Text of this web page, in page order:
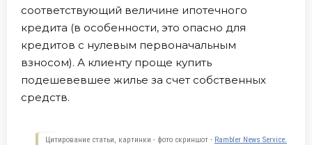
соответствующий величине ипотечного
кредита (в особенности, это опасно для
кредитов с нулевым первоначальным
взносом). А клиенту проще купить
подешевевшее жилье за счет собственных
средств.
Цитирование статьи, картинки - фото скриншот - Rambler News Service.